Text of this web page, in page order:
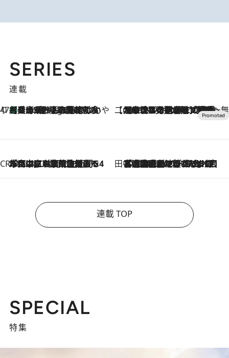
SERIES
連載
47都道府県の手みやげ ひんやりスイーツで夏を満喫
9 Hours Ago
【兵庫県】この夏絶対食べたい 冷やしておいしいおやつ3選 淡路島の恵みをジェラートに集約 【CREA×星野リゾート】唯一無二。癒しと発見が待つ場所へ
2026.8.7
【トンボの足水浴】ヒノキの香りに包まれて涼感マックス！約13℃の湧水かけ流しを避暑地「星野温泉 トンボの湯」で体験
CREA'S CHOICE
2026.8.7
「立川にも歌舞伎があるんだよ」 片岡仁左衛門・市川中車ら豪華座組みで4年目の立川立飛歌舞伎へ 田中稲の勝手に再ブーム
2026.8.7
「湘南乃風に憧れて」観客大盛上がりの“タオル回し”に、ラッパー顔負けの高速歌唱まで…さだまさし（74）のアグレッシブすぎる現在地
連載 TOP
SPECIAL
特集